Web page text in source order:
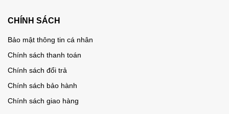
CHÍNH SÁCH
Bảo mật thông tin cá nhân
Chính sách thanh toán
Chính sách đổi trả
Chính sách bảo hành
Chính sách giao hàng